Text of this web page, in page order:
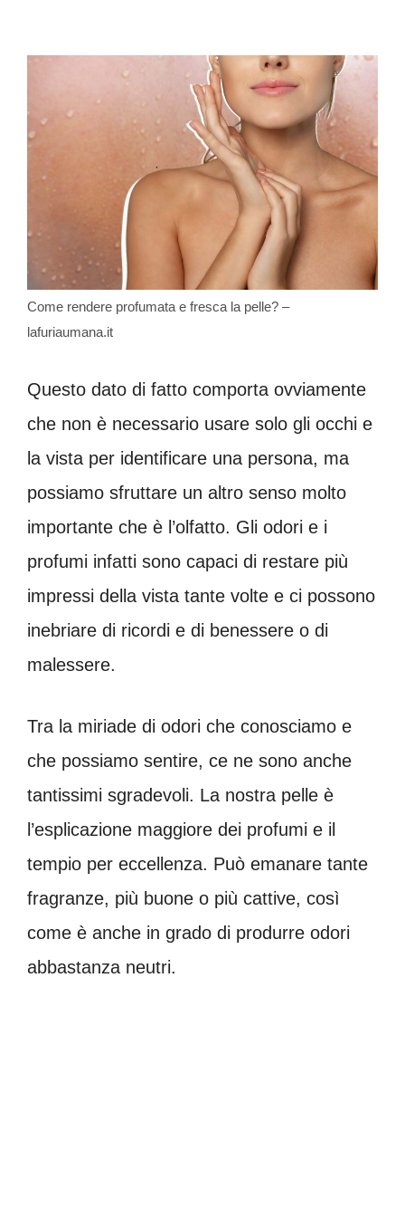
Come rendere profumata e fresca la pelle? –
lafuriaumana.it
Questo dato di fatto comporta ovviamente
che non è necessario usare solo gli occhi e
la vista per identificare una persona, ma
possiamo sfruttare un altro senso molto
importante che è l’olfatto. Gli odori e i
profumi infatti sono capaci di restare più
impressi della vista tante volte e ci possono
inebriare di ricordi e di benessere o di
malessere.
Tra la miriade di odori che conosciamo e
che possiamo sentire, ce ne sono anche
tantissimi sgradevoli. La nostra pelle è
l’esplicazione maggiore dei profumi e il
tempio per eccellenza. Può emanare tante
fragranze, più buone o più cattive, così
come è anche in grado di produrre odori
abbastanza neutri.